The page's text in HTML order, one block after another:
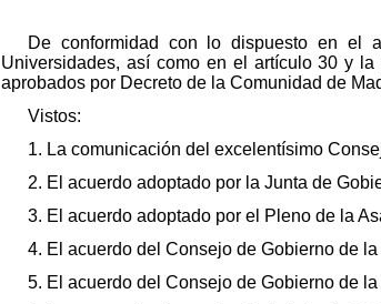
De conformidad con lo dispuesto en el
Universidades, así como en el artículo 30 y
aprobados por Decreto de la Comunidad de
Vistos:
1. La comunicación del excelentísimo
2. El acuerdo adoptado por la Junta de
3. El acuerdo adoptado por el Pleno de la
4. El acuerdo del Consejo de Gobierno de
5. El acuerdo del Consejo de Gobierno de